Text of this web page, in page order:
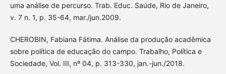
uma análise de percurso. Trab. Educ. Saúde, Rio de Janeiro,
v. 7 n. 1, p. 35-64, mar./jun.2009.
CHEROBIN, Fabiana Fátima. Análise da produção acadêmica
sobre política de educação do campo. Trabalho, Política e
Sociedade, Vol. III, nº 04, p. 313-330, jan.-jun./2018.